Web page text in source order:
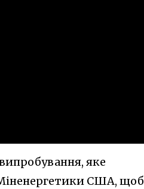
яке
Міненергетики США, щоб